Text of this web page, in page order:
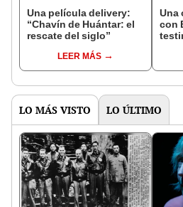
Una película delivery:
“Chavín de Huántar: el
rescate del siglo”
LEER MÁS
Una
con
LO MÁS VISTO LO ÚLTIMO